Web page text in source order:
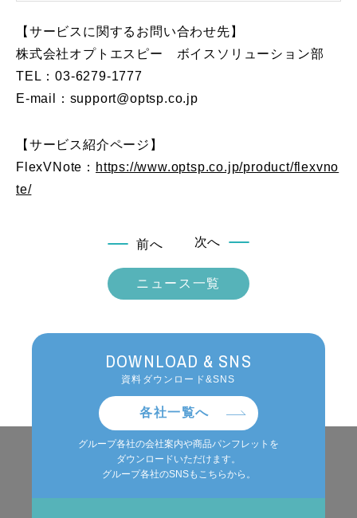
【サービスに関するお問い合わせ先】
株式会社オプトエスピー ボイスソリューション部
TEL：03-6279-1777
E-mail：support@optsp.co.jp
【サービス紹介ページ】
FlexVNote： https://www.optsp.co.jp/product/flexvno
te/
前へ
ニュース一覧
次へ
DOWNLOAD & SNS
資料ダウンロード&SNS
各社一覧へ
グループ各社の会社案内や商品パンフレットを
ダウンロードいただけます。
グループ各社のSNSもこちらから。